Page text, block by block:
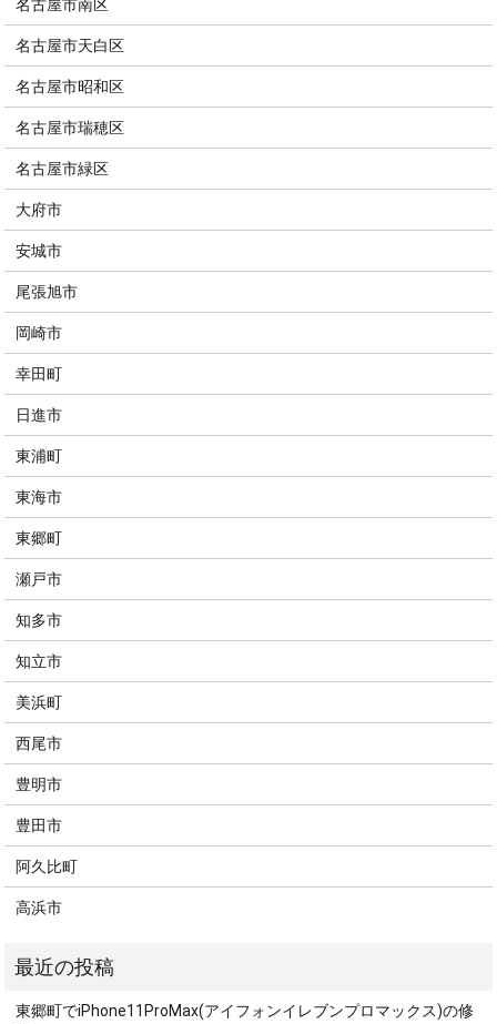
名古屋市南区
名古屋市天白区
名古屋市昭和区
名古屋市瑞穂区
名古屋市緑区
大府市
安城市
尾張旭市
岡崎市
幸田町
日進市
東浦町
東海市
東郷町
瀬戸市
知多市
知立市
美浜町
西尾市
豊明市
豊田市
阿久比町
高浜市
東郷町でiPhone11ProMax(アイフォンイレブンプロマックス)の修